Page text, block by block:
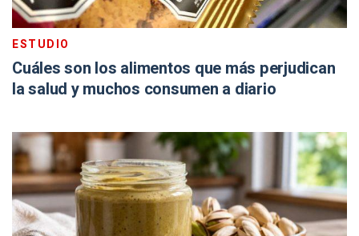
ESTUDIO
Cuáles son los alimentos que más perjudican
la salud y muchos consumen a diario